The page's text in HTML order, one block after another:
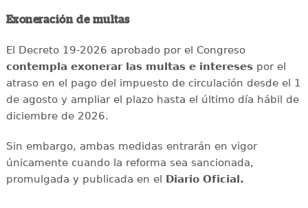
Exoneración de multas
El Decreto 19-2026 aprobado por el Congreso
contempla exonerar las multas e interesespor el
atraso en el pago del impuesto de circulación desde el 1
de agosto y ampliar el plazo hasta el último día hábil de
diciembre de 2026.
Sin embargo, ambas medidas entrarán en vigor
únicamente cuando la reforma sea sancionada,
promulgada y publicada en el Diario Oficial.